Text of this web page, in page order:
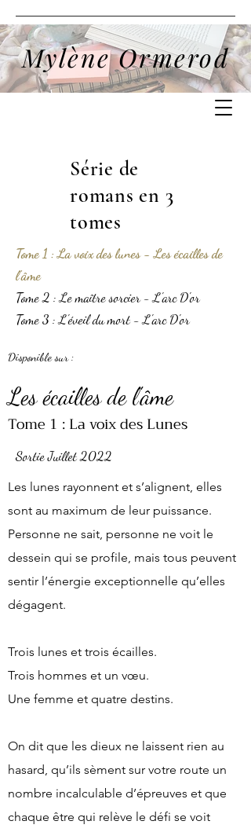
Mylène Ormerod
Série de
romans en 3
tomes
Tome 1 : La voix des lunes - Les écailles de
l'âme
Tome 2 : Le maître sorcier - L'arc D'or
Tome 3 : L'éveil du mort - L'arc D'or
Disponible sur :
Les écailles de l'âme
Tome 1 : La voix des Lunes
Sortie Juillet 2022
Les lunes rayonnent et s’alignent, elles
sont au maximum de leur puissance.
Personne ne sait, personne ne voit le
dessein qui se profile, mais tous peuvent
sentir l’énergie exceptionnelle qu’elles
dégagent.
Trois lunes et trois écailles.
Trois hommes et un vœu.
Une femme et quatre destins.
On dit que les dieux ne laissent rien au
hasard, qu’ils sèment sur votre route un
nombre incalculable d’épreuves et que
chaque être qui relève le défi se voit